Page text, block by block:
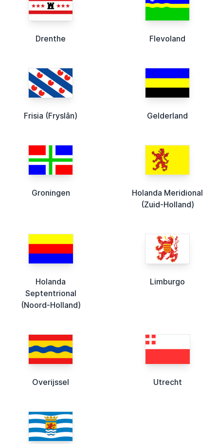
Drenthe Flevoland
Frisia (Fryslân) Gelderland
Groningen
Holanda Meridional
(Zuid-Holland)
Holanda
Septentrional
(Noord-Holland)
Limburgo
Overijssel Utrecht